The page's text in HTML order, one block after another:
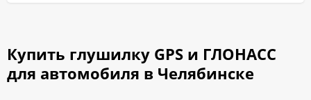
Купить глушилку GPS и ГЛОНАСС
для автомобиля в Челябинске